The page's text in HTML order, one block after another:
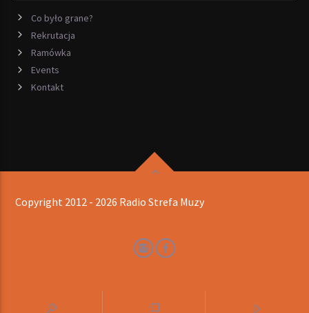
Co było grane?
Rekrutacja
Ramówka
Events
Kontakt
Copyright 2012 - 2026 Radio Strefa Muzy